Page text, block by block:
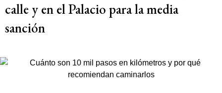
calle y en el Palacio para la media
sanción